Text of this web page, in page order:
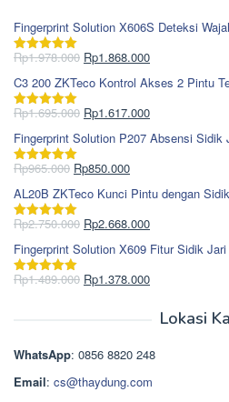
Fingerprint Solution X606S Deteksi
Dinilai5.00
Rp1.978.000 Harga
aslinya
adalah:
Rp1.978.000.
Rp1.868.000Harga
saat
ini
adalah:
C3 200 ZKTeco Kontrol Akses 2 Pintu
Dinilai5.00
Rp1.695.000 Harga
aslinya
adalah:
Rp1.695.000.
Rp1.617.000Harga
saat
ini
Fingerprint Solution P207 Absensi Sidik
Dinilai5.00
Rp965.000 Harga
aslinya
adalah:
Rp965.000.
Rp850.000Harga
saat
ini
adalah:
AL20B ZKTeco Kunci Pintu dengan
Dinilai5.00
Rp2.750.000 Harga
aslinya
adalah:
Rp2.750.000.
Rp2.668.000Harga
saat
ini
adalah:
Fingerprint Solution X609 Fitur Sidik
Dinilai5.00
Rp1.489.000 Harga
Rp1.378.000Harga
Rp1.378.000.
Lokasi
WhatsApp: 0856 8820 248
Email: cs@thaydung.com